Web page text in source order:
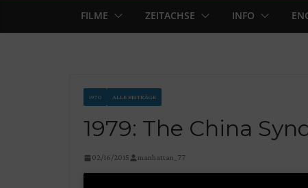
FILME ZEITACHSE INFO
1970 ALLE BEITRÄGE
1979: The China
02/16/2015 manhattan_77